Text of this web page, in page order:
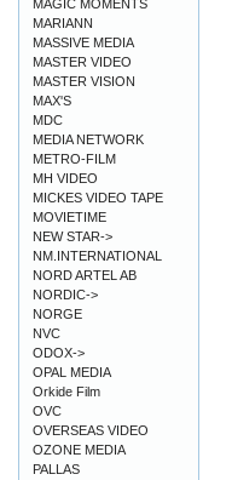
MAGIC MOMENTS
MARIANN
MASSIVE MEDIA
MASTER VIDEO
MASTER VISION
MAX'S
MDC
MEDIA NETWORK
METRO-FILM
MH VIDEO
MICKES VIDEO TAPE
MOVIETIME
NEW STAR->
NM.INTERNATIONAL
NORD ARTEL AB
NORDIC->
NORGE
NVC
ODOX->
OPAL MEDIA
Orkide Film
OVC
OVERSEAS VIDEO
OZONE MEDIA
PALLAS